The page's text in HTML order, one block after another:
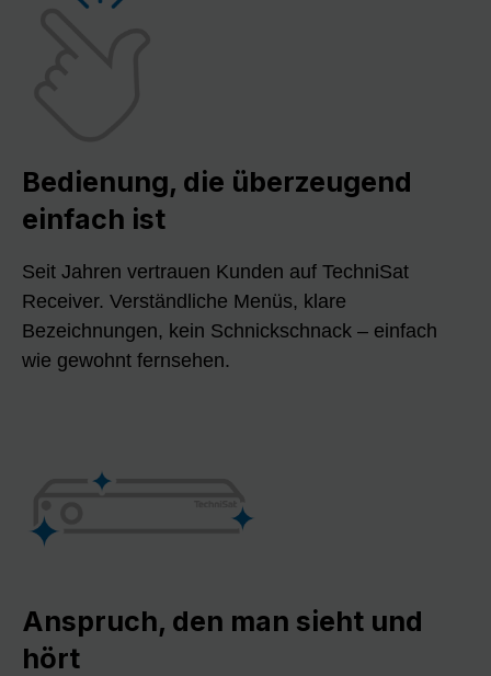
Bedienung, die überzeugend
einfach ist
Seit Jahren vertrauen Kunden auf TechniSat
Receiver. Verständliche Menüs, klare
Bezeichnungen, kein Schnickschnack – einfach
wie gewohnt fernsehen.
Anspruch, den man sieht und
hört